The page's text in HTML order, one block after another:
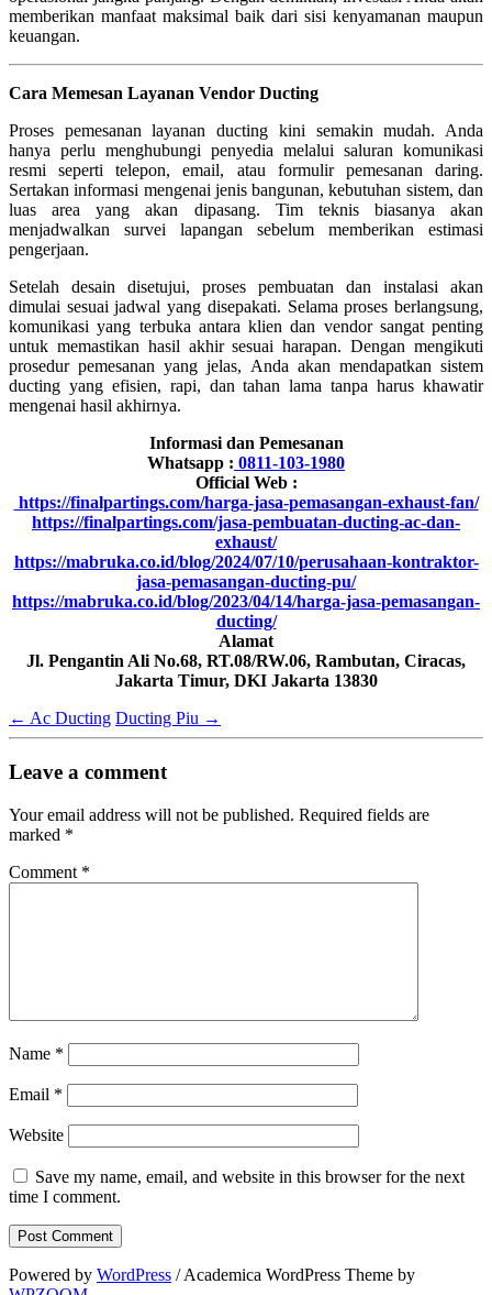
memberikan manfaat maksimal baik dari sisi kenyamanan maupun
keuangan.
Cara Memesan Layanan Vendor Ducting
Proses pemesanan layanan ducting kini semakin mudah. Anda
hanya perlu menghubungi penyedia melalui saluran komunikasi
resmi seperti telepon, email, atau formulir pemesanan daring.
Sertakan informasi mengenai jenis bangunan, kebutuhan sistem, dan
luas area yang akan dipasang. Tim teknis biasanya akan
menjadwalkan survei lapangan sebelum memberikan estimasi
pengerjaan.
Setelah desain disetujui, proses pembuatan dan instalasi akan
dimulai sesuai jadwal yang disepakati. Selama proses berlangsung,
komunikasi yang terbuka antara klien dan vendor sangat penting
untuk memastikan hasil akhir sesuai harapan. Dengan mengikuti
prosedur pemesanan yang jelas, Anda akan mendapatkan sistem
ducting yang efisien, rapi, dan tahan lama tanpa harus khawatir
mengenai hasil akhirnya.
Informasi dan Pemesanan
Whatsapp : 0811-103-1980
Official Web :
https://finalpartings.com/harga-jasa-pemasangan-exhaust-fan/
https://finalpartings.com/jasa-pembuatan-ducting-ac-dan-
exhaust/
https://mabruka.co.id/blog/2024/07/10/perusahaan-kontraktor-
jasa-pemasangan-ducting-pu/
https://mabruka.co.id/blog/2023/04/14/harga-jasa-pemasangan-
ducting/
Alamat
Jl. Pengantin Ali No.68, RT.08/RW.06, Rambutan, Ciracas,
Jakarta Timur, DKI Jakarta 13830
← Ac Ducting Ducting Piu →
Leave a comment
Your email address will not be published. Required fields are
marked *
Comment *
Name *
Email *
Website
Save my name, email, and website in this browser for the next
time I comment.
Powered by WordPress / Academica WordPress Theme by